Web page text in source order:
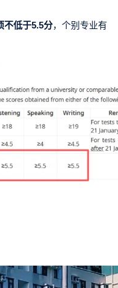
不低于5.5分，个别专业有